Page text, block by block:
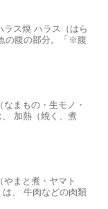
ス焼 ハラス（はら
の腹の部分。「※腹
まもの・生モノ・
加熱（焼く、煮
まと煮・ヤマト
、 牛肉などの肉類